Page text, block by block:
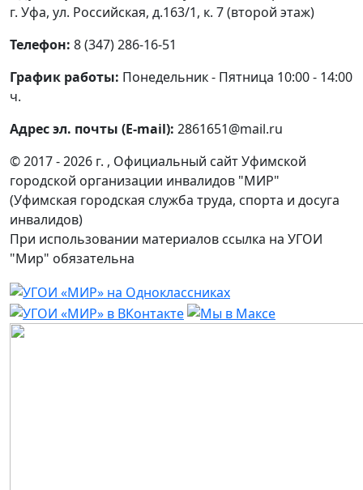
г. Уфа, ул. Российская, д.163/1, к. 7 (второй этаж)
Телефон: 8 (347) 286-16-51
График работы: Понедельник - Пятница 10:00 - 14:00
ч.
Адрес эл. почты (E-mail): 2861651@mail.ru
© 2017 - 2026 г. , Официальный сайт Уфимской
городской организации инвалидов "МИР"
(Уфимская городская служба труда, спорта и досуга
инвалидов)
При использовании материалов ссылка на УГОИ
"Мир" обязательна